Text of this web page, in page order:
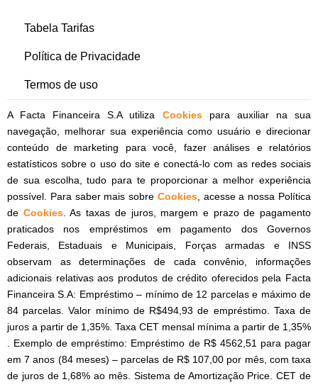
Tabela Tarifas
Política de Privacidade
Termos de uso
A Facta Financeira S.A utiliza Cookies
para auxiliar na sua
navegação, melhorar sua experiência como usuário e direcionar
conteúdo de marketing para você, fazer análises e relatórios
estatísticos sobre o uso do site e conectá-lo com as redes sociais
de sua escolha, tudo para te proporcionar a melhor experiência
possível. Para saber mais sobre Cookies, acesse a nossa Política
de Cookies. As taxas de juros, margem e prazo de pagamento
praticados nos empréstimos em pagamento dos Governos
Federais, Estaduais e Municipais, Forças armadas e INSS
observam as determinações de cada convênio, informações
adicionais relativas aos produtos de crédito oferecidos pela Facta
Financeira S.A: Empréstimo – mínimo de 12 parcelas e máximo de
84 parcelas. Valor mínimo de R$494,93 de empréstimo. Taxa de
juros a partir de 1,35%. Taxa CET mensal mínima a partir de 1,35%
. Exemplo de empréstimo: Empréstimo de R$ 4562,51 para pagar
em 7 anos (84 meses) – parcelas de R$ 107,00 por mês, com taxa
de juros de 1,68% ao mês. Sistema de Amortização Price. CET de